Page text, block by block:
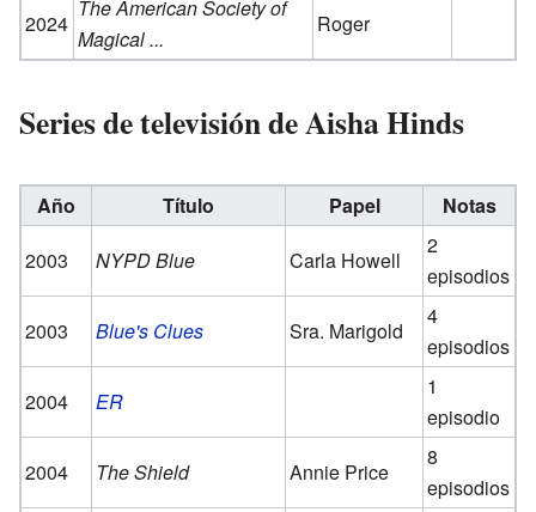
2024
The American Society of
Magical ...
Roger
Series de televisión de Aisha Hinds
Año Título Papel
Notas
2003
NYPD Blue Carla Howell
2
episodios
2003
Blue's Clues Sra. Marigold
4
episodios
2004
ER
1
episodio
2004
The Shield Annie Price
8
episodios